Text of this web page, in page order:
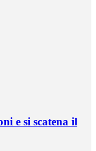
e si scatena il